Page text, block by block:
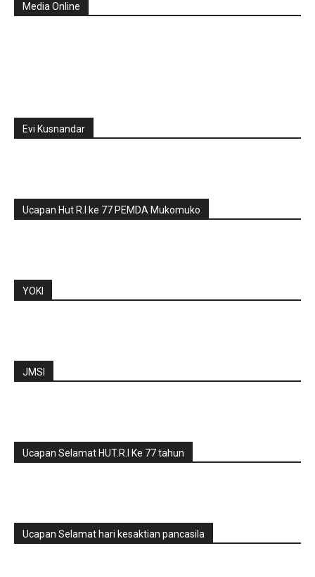
Media Online
Evi Kusnandar
Ucapan Hut R.I ke 77 PEMDA Mukomuko
YOKI
JMSI
Ucapan Selamat HUT.R.I Ke 77 tahun
Ucapan Selamat hari kesaktian pancasila